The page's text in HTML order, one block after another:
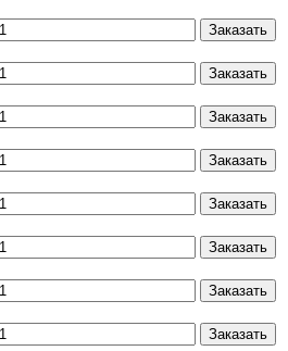
Заказать
Заказать
Заказать
Заказать
Заказать
Заказать
Заказать
Заказать